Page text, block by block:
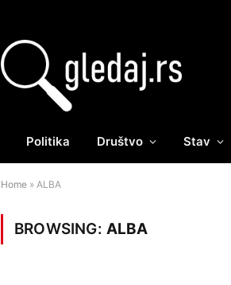
Politika Društvo Stav
Home » ALBA
BROWSING: ALBA